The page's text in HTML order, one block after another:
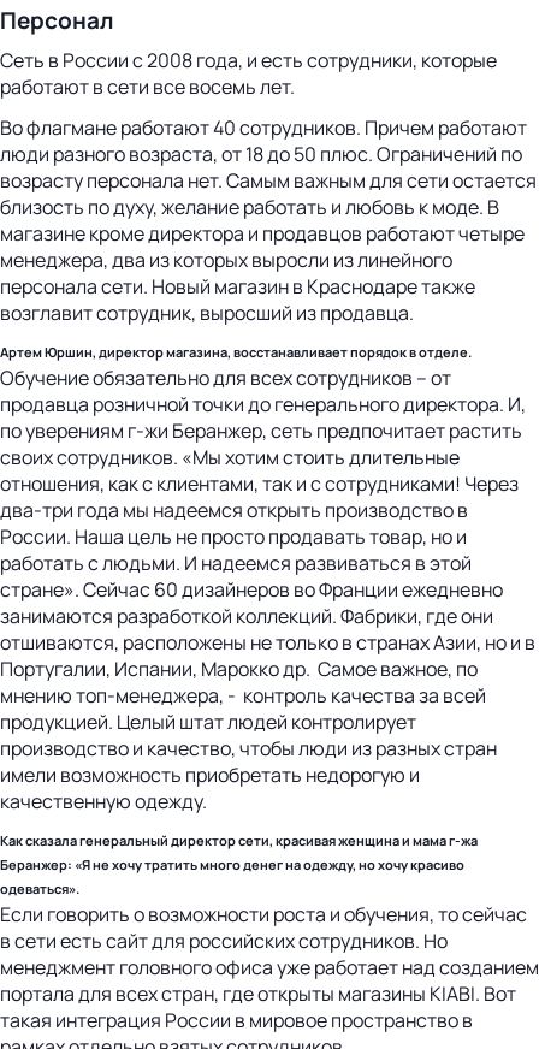
Персонал
Сеть в России с 2008 года, и есть сотрудники, которые
работают в сети все восемь лет.
Во флагмане работают 40 сотрудников. Причем работают
люди разного возраста, от 18 до 50 плюс. Ограничений по
возрасту персонала нет. Самым важным для сети остается
близость по духу, желание работать и любовь к моде. В
магазине кроме директора и продавцов работают четыре
менеджера, два из которых выросли из линейного
персонала сети. Новый магазин в Краснодаре также
возглавит сотрудник, выросший из продавца.
Артем Юршин, директор магазина, восстанавливает порядок в отделе.
Обучение обязательно для всех сотрудников – от
продавца розничной точки до генерального директора. И,
по уверениям г-жи Беранжер, сеть предпочитает растить
своих сотрудников. «Мы хотим стоить длительные
отношения, как с клиентами, так и с сотрудниками! Через
два-три года мы надеемся открыть производство в
России. Наша цель не просто продавать товар, но и
работать с людьми. И надеемся развиваться в этой
стране». Сейчас 60 дизайнеров во Франции ежедневно
занимаются разработкой коллекций. Фабрики, где они
отшиваются, расположены не только в странах Азии, но и в
Португалии, Испании, Марокко др. Самое важное, по
мнению топ-менеджера, - контроль качества за всей
продукцией. Целый штат людей контролирует
производство и качество, чтобы люди из разных стран
имели возможность приобретать недорогую и
качественную одежду.
Как сказала генеральный директор сети, красивая женщина и мама г-жа
Беранжер: «Я не хочу тратить много денег на одежду, но хочу красиво
одеваться».
Если говорить о возможности роста и обучения, то сейчас
в сети есть сайт для российских сотрудников. Но
менеджмент головного офиса уже работает над созданием
портала для всех стран, где открыты магазины KIABI. Вот
такая интеграция России в мировое пространство в